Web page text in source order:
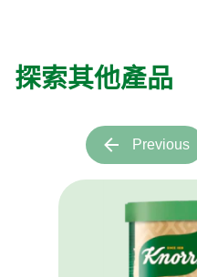
探索其他產品
Previous